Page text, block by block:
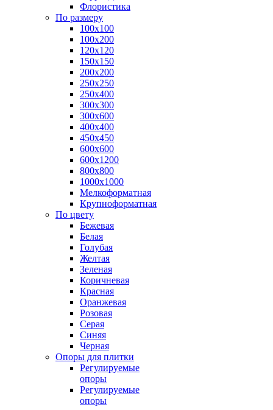
Флористика
По размеру
100х100
100х200
120х120
150х150
200х200
250х250
250х400
300х300
300х600
400х400
450х450
600х600
600х1200
800х800
1000х1000
Мелкоформатная
Крупноформатная
По цвету
Бежевая
Белая
Голубая
Желтая
Зеленая
Коричневая
Красная
Оранжевая
Розовая
Серая
Синяя
Черная
Опоры для плитки
Регулируемые
опоры
Регулируемые
опоры